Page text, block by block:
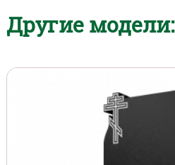
Другие модели: